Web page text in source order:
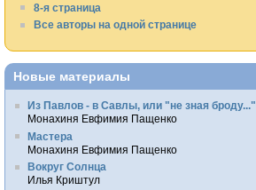
8-я страница
Все авторы на одной странице
Новые материалы
Из Павлов - в Савлы, или "не зная броду..."
Монахиня Евфимия Пащенко
Мастера
Монахиня Евфимия Пащенко
Вокруг Солнца
Илья Криштул